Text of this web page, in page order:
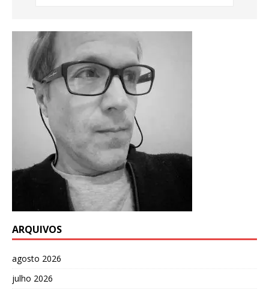
ARQUIVOS
agosto 2026
julho 2026